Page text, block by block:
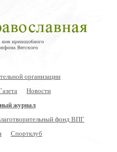
организации
Новости
журнал
фонд ВПГ
Спортклуб